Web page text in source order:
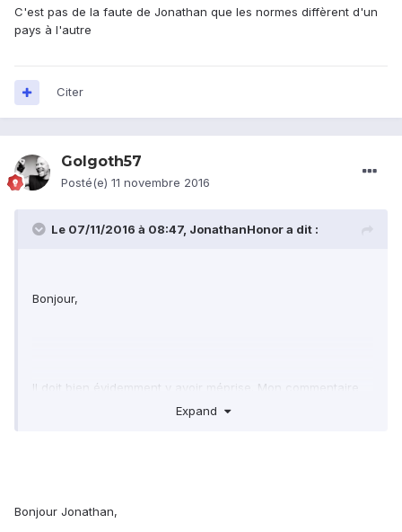
Honor Note 8 avec Tapatalk.
C'est pas de la faute de Jonathan que les normes diffèrent d'un
pays à l'autre
Citer
Golgoth57
Posté(e) 11 novembre 2016
Le 07/11/2016 à 08:47, JonathanHonora dit :
Bonjour,
Il doit bien évidemment y avoir méprise. Mon commentaire
était express mais absolument pas irrespectueux (que
Expand
Bonjour Jonathan,